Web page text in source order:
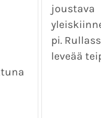
joustava
pi.
leveää